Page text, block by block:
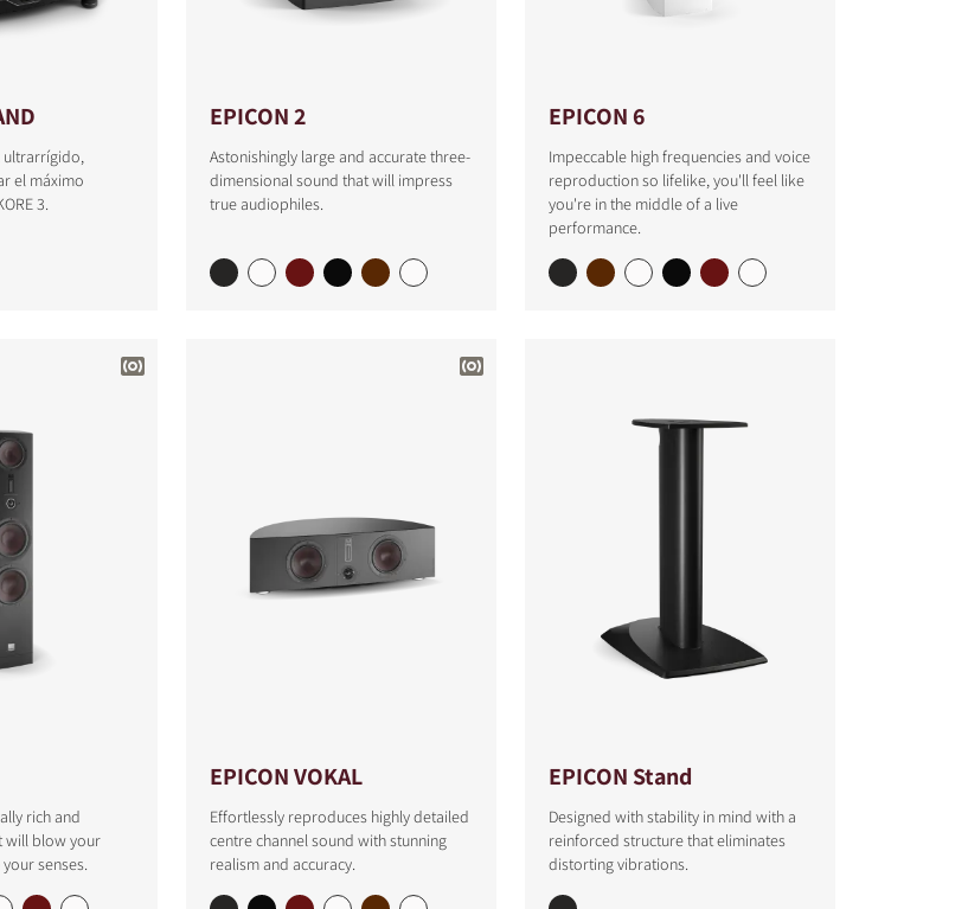
ultrarrígido,
el máximo
3.
EPICON 2
Astonishingly large and accurate three-
dimensional sound that will impress
true audiophiles.
EPICON 6
Impeccable high frequencies and voice
reproduction so lifelike, you'll feel like
you're in the middle of a live
performance.
rich and
will blow your
senses.
EPICON VOKAL
Effortlessly reproduces highly detailed
centre channel sound with stunning
realism and accuracy.
EPICON Stand
Designed with stability in mind with a
reinforced structure that eliminates
distorting vibrations.